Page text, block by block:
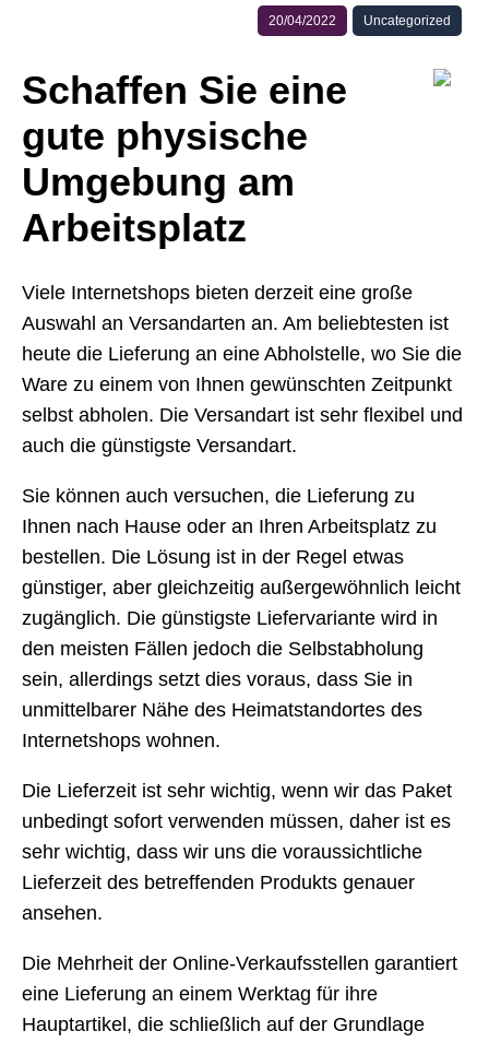
20/04/2022 Uncategorized
Schaffen Sie eine
gute physische
Umgebung am
Arbeitsplatz
Viele Internetshops bieten derzeit eine große
Auswahl an Versandarten an. Am beliebtesten ist
heute die Lieferung an eine Abholstelle, wo Sie die
Ware zu einem von Ihnen gewünschten Zeitpunkt
selbst abholen. Die Versandart ist sehr flexibel und
auch die günstigste Versandart.
Sie können auch versuchen, die Lieferung zu
Ihnen nach Hause oder an Ihren Arbeitsplatz zu
bestellen. Die Lösung ist in der Regel etwas
günstiger, aber gleichzeitig außergewöhnlich leicht
zugänglich. Die günstigste Liefervariante wird in
den meisten Fällen jedoch die Selbstabholung
sein, allerdings setzt dies voraus, dass Sie in
unmittelbarer Nähe des Heimatstandortes des
Internetshops wohnen.
Die Lieferzeit ist sehr wichtig, wenn wir das Paket
unbedingt sofort verwenden müssen, daher ist es
sehr wichtig, dass wir uns die voraussichtliche
Lieferzeit des betreffenden Produkts genauer
ansehen.
Die Mehrheit der Online-Verkaufsstellen garantiert
eine Lieferung an einem Werktag für ihre
Hauptartikel, die schließlich auf der Grundlage